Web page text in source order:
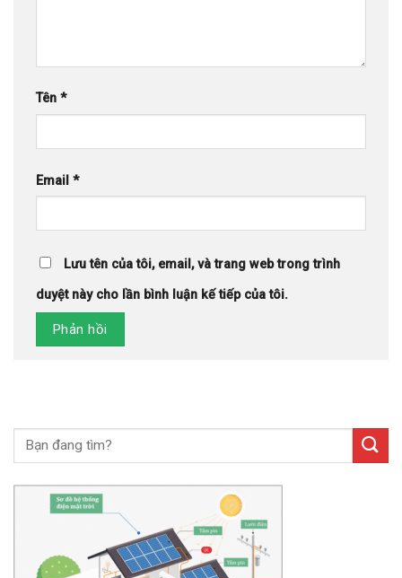
Tên *
Email *
Lưu tên của tôi, email, và trang web trong trình
duyệt này cho lần bình luận kế tiếp của tôi.